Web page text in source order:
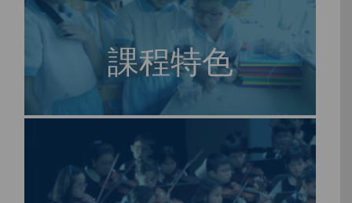
課程特色